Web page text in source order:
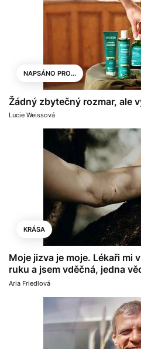
NAPSÁNO PRO...
Žádný zbytečný rozmar, ale
Lucie Weissová
KRÁSA
Moje jizva je moje. Lékaři mi
ruku a jsem vděčná, jedna
Aria Friedlová